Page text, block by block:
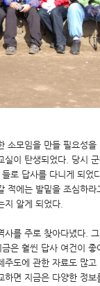
모임을 만들 필요성
이 탄생되었다. 당시
답사를 다니게 되었
에는 발밑을 조심하
지 알게 되었다.
를 주로 찾아다녔다.
은 훨씬 답사 여건이
도에 관한 자료도 많
면 지금은 다양한 정